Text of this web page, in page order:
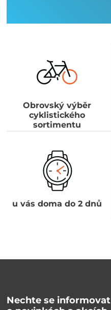
Obrovský výběr
cyklistického
sortimentu
u vás doma do 2 dnů
Nechte se informovat